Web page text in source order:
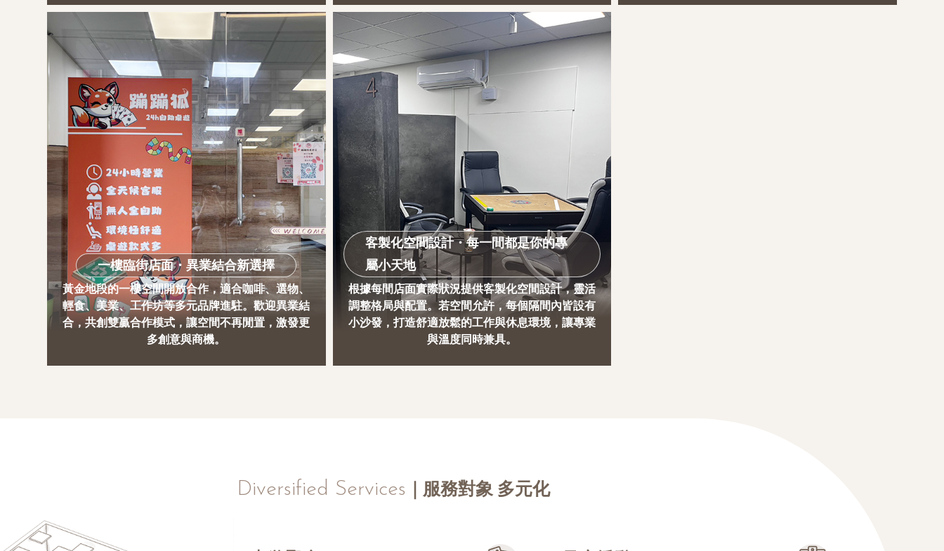
一樓臨街店面・異業結合新選擇
黃金地段的一樓空間開放合作，適合咖啡、選物、
輕食、美業、工作坊等多元品牌進駐。歡迎異業結
合，共創雙贏合作模式，讓空間不再閒置，激發更
多創意與商機。
客製化空間設計・每一間都是你的專
屬小天地
根據每間店面實際狀況提供客製化空間設計，靈活
調整格局與配置。若空間允許，每個隔間內皆設有
小沙發，打造舒適放鬆的工作與休息環境，讓專業
與溫度同時兼具。
Diversified Services 服務對象 多元化